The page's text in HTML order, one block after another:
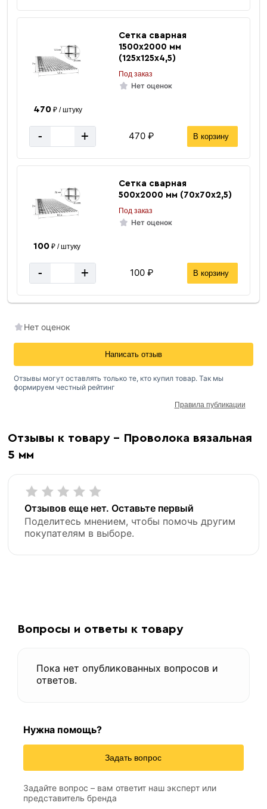
Сетка сварная
1500х2000 мм
(125х125х4,5)
Под заказ
Нет оценок
470₽ / штуку
- + 470 ₽ В корзину
Сетка сварная
500х2000 мм (70х70х2,5)
Под заказ
Нет оценок
100₽ / штуку
- + 100 ₽ В корзину
Отзывы к товару - Проволока вязальная
5 мм
Отзывов еще нет. Оставьте первый
Поделитесь мнением, чтобы помочь другим
покупателям в выборе.
Нет оценок
Написать отзыв
Отзывы могут оставлять только те, кто купил товар. Так мы
формируем честный рейтинг
Правила публикации
Вопросы и ответы к товару
Пока нет опубликованных вопросов и
ответов.
Нужна помощь?
Задать вопрос
Задайте вопрос – вам ответит наш эксперт или
представитель бренда